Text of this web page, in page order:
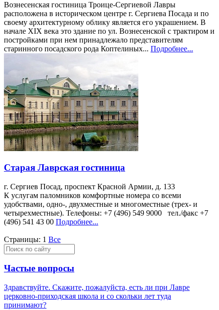
Вознесенская гостиница Троице-Сергиевой Лавры
расположена в историческом центре г. Сергиева Посада и по
своему архитектурному облику является его украшением. В
начале XIX века это здание по ул. Вознесенской с трактиром и
постройками при нем принадлежало представителям
старинного посадского рода Коптелиных... Подробнее...
Старая Лаврская гостиница
г. Сергиев Посад, проспект Красной Армии, д. 133
К услугам паломников комфортные номера со всеми
удобствами, одно-, двухместные и многоместные (трех- и
четырехместные). Телефоны: +7 (496) 549 9000 тел./факс +7
(496) 541 43 00 Подробнее...
Страницы: 1 Все
Частые вопросы
Здравствуйте. Скажите, пожалуйста, есть ли при Лавре
церковно-приходская школа и со скольки лет туда
принимают?